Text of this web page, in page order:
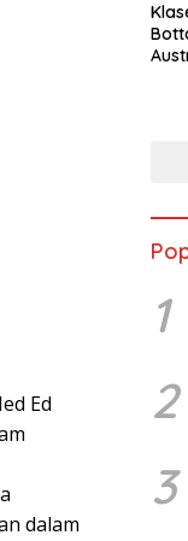
Ed
dalam
1
2
3